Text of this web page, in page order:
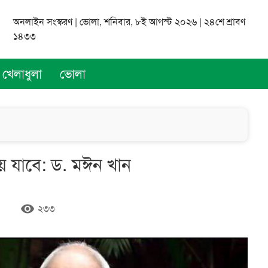
অনলাইন সংস্করণ | ভোলা, শনিবার, ৮ই আগস্ট ২০২৬ | ২৪শে শ্রাবণ
১৪৩৩
খেলাধুলা ভোলা
যাবে: ড. মঈন খান
remove_red_eye ২৩৩